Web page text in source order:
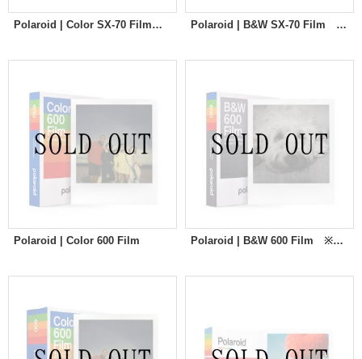
Polaroid | Color SX-70 Film ※New Polaroid | B&W SX-70 Film ※New
Polaroid | Color 600 Film Polaroid | B&W 600 Film ※New